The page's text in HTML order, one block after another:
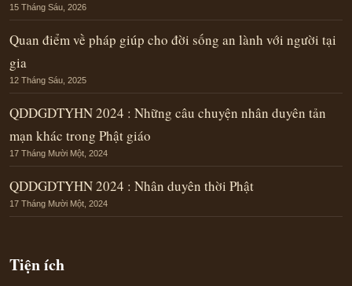
15 Tháng Sáu, 2026
Quan điểm về pháp giúp cho đời sống an lành với người tại
gia
12 Tháng Sáu, 2025
QDDGDTYHN 2024 : Những câu chuyện nhân duyên tản
mạn khác trong Phật giáo
17 Tháng Mười Một, 2024
QDDGDTYHN 2024 : Nhân duyên thời Phật
17 Tháng Mười Một, 2024
Tiện ích